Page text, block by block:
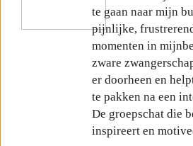
te gaan naar mijn
pijnlijke,
momenten in
zware
er doorheen en
te pakken na een
De groepschat die
inspireert en